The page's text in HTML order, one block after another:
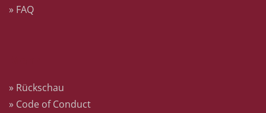
» FAQ
» Rückschau
» Code of Conduct